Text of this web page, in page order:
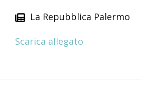
La Repubblica Palermo
Scarica allegato